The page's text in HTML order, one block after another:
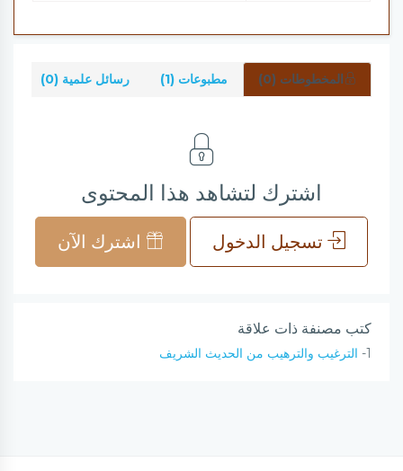
المخطوطات (0) مطبوعات (1) رسائل علمية (0)
اشترك لتشاهد هذا المحتوى
تسجيل الدخول اشترك الآن
كتب مصنفة ذات علاقة
1- الترغيب والترهيب من الحديث الشريف